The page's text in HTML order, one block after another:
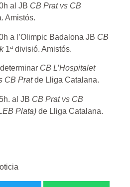
al JB CB Prat vs CB
Amistós.
a l’Olimpic Badalona JB CB
1ª divisió. Amistós.
CB L’Hospitalet
CB Pratde Lliga Catalana.
al JB CB Prat vs CB
Plata) de Lliga Catalana.